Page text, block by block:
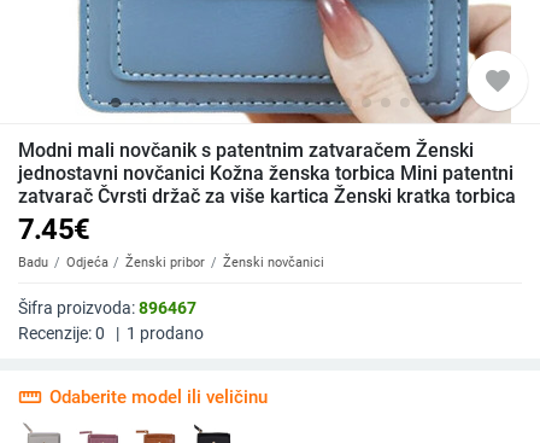
favorite
Modni mali novčanik s patentnim zatvaračem Ženski
jednostavni novčanici Kožna ženska torbica Mini patentni
zatvarač Čvrsti držač za više kartica Ženski kratka torbica
7.45€
Badu Odjeća Ženski pribor Ženski novčanici
Šifra proizvoda:896467
Recenzije:0 | 1 prodano
straighten Odaberite model ili veličinu